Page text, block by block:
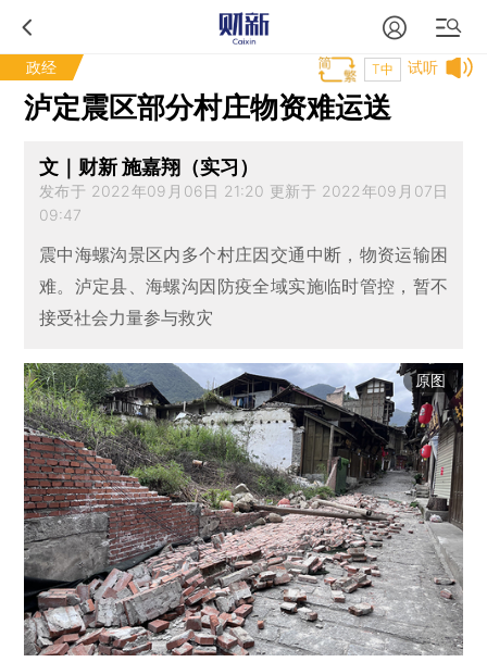
政经 试听
T中
泸定震区部分村庄物资难运送
文｜财新 施嘉翔（实习）
发布于 2022年09月06日 21:20 更新于 2022年09月07日
09:47
震中海螺沟景区内多个村庄因交通中断，物资运输困
难。泸定县、海螺沟因防疫全域实施临时管控，暂不
接受社会力量参与救灾
原图